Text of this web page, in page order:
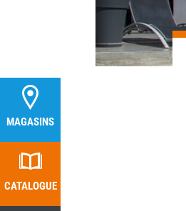
MAGASINS
CATALOGUE
MAGASINS
CATALOGUE